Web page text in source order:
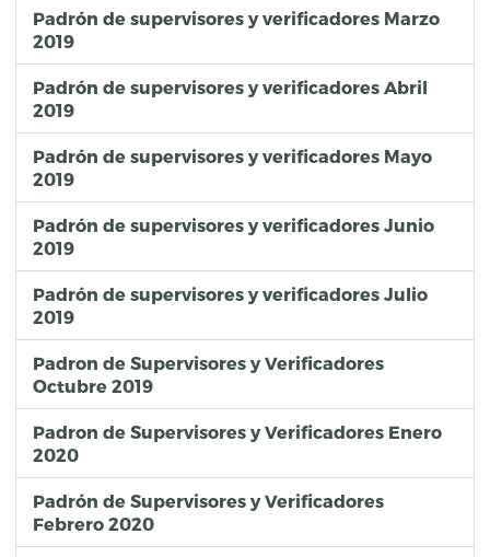
29
Roberto Rodríguez Reyes
320376
31
Yisel Márquez Castro
322113
32
33
Alejandro Damián Motolinía
318830
34
Gloria Guadalupe Avalos Gálvez
319203
35
36
Marlon Nahun Hidalgo Fuentes
318225
37
38
Sergio Daniel Barrios Espinosa
316025
39
José Porfirio Sainz León
305357
40
41
Ivan Pazos Victoriano 225899
42
Padrón de supervisores y verificadores Marzo
2019
Padrón de supervisores y verificadores Abril
2019
Padrón de supervisores y verificadores Mayo
2019
Padrón de supervisores y verificadores Junio
2019
Padrón de supervisores y verificadores Julio
2019
Padron de Supervisores y Verificadores
Octubre 2019
Padron de Supervisores y Verificadores Enero
2020
Padrón de Supervisores y Verificadores
Febrero 2020